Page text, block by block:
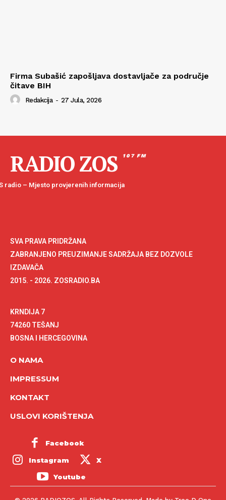
Firma Subašić zapošljava dostavljače za područje
čitave BIH
Redakcija - 27 Jula, 2026
RADIO ZOS 107 FM
radio – Mjesto provjerenih informacija
SVA PRAVA PRIDRŽANA
ZABRANJENO PREUZIMANJE SADRŽAJA BEZ DOZVOLE
IZDAVAČA
2015. - 2026. ZOSRADIO.BA
KRNDIJA 7
74260 TEŠANJ
BOSNA I HERCEGOVINA
O NAMA
IMPRESSUM
KONTAKT
USLOVI KORIŠTENJA
Facebook
Instagram X
Youtube